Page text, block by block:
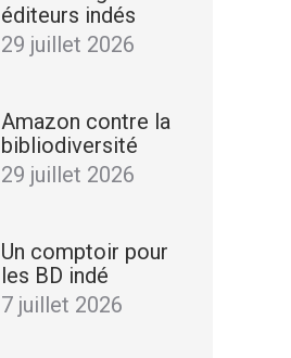
éditeurs indés
29 juillet 2026
Amazon contre la
bibliodiversité
29 juillet 2026
Un comptoir pour
les BD indé
7 juillet 2026